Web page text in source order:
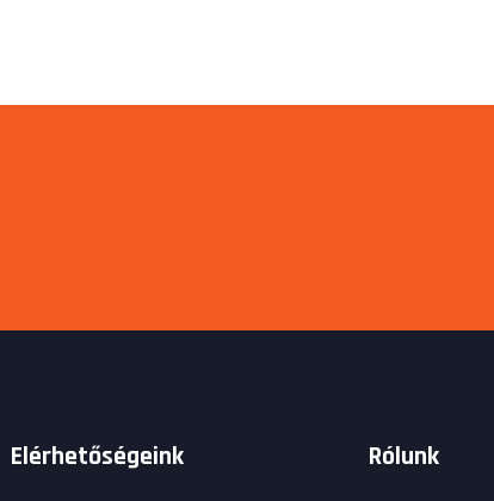
Elérhetőségeink Rólunk